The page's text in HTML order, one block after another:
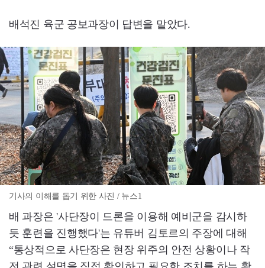
배석진 육군 공보과장이 답변을 맡았다.
기사의 이해를 돕기 위한 사진 / 뉴스1
배 과장은 '사단장이 드론을 이용해 예비군을 감시하
듯 훈련을 진행했다'는 유튜버 김토르의 주장에 대해
“통상적으로 사단장은 현장 위주의 안전 상황이나 작